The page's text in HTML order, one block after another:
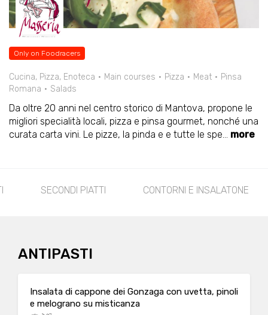
Only on Foodracers
Cucina, Pizza, Enoteca Main courses Pizza Meat
Pinsa
Romana
Salads
Da oltre 20 anni nel centro storico di Mantova, propone le
migliori specialità locali, pizza e pinsa gourmet, nonché una
curata carta vini. Le pizze, la pinda e e tutte le spe... more
SECONDI PIATTI CONTORNI E INSALATONE
ANTIPASTI
Insalata di cappone dei Gonzaga con uvetta, pinoli
e melograno su misticanza